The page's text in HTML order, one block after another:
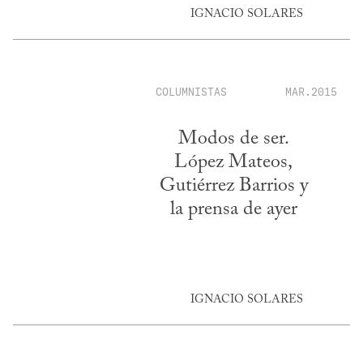
IGNACIO SOLARES
COLUMNISTAS MAR.2015
Modos de ser.
López Mateos,
Gutiérrez Barrios y
la prensa de ayer
IGNACIO SOLARES